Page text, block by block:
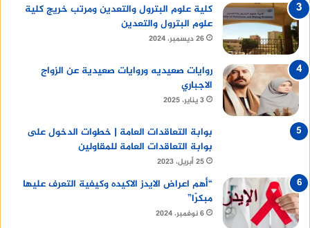
كلية علوم البترول والتعدين ومرتب خريج كلية
علوم البترول والتعدين
26 ديسمبر، 2024
روايات صعيديه وروايات صعيدية عن الزواج
الاجباري
3 يناير، 2025
بوابة التعاقدات العامة | خطوات الدخول على
بوابة التعاقدات العامة للمقاولين
25 أبريل، 2023
“أهم اعراض الايدز الاكيده وكيفية التعرف عليها
مبكرًا”
6 نوفمبر، 2024